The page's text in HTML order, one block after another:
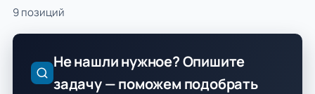
9 позиций
Не нашли нужное? Опишите
задачу — поможем подобрать